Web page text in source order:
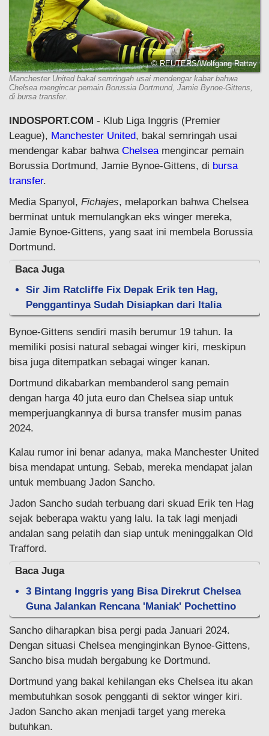
© REUTERS/Wolfgang Rattay
Manchester United bakal semringah usai mendengar kabar bahwa
Chelsea mengincar pemain Borussia Dortmund, Jamie Bynoe-Gittens,
di bursa transfer.
INDOSPORT.COM - Klub Liga Inggris (Premier
League), Manchester United, bakal semringah usai
mendengar kabar bahwa Chelseamengincar pemain
Borussia Dortmund, Jamie Bynoe-Gittens, di bursa
transfer.
Media Spanyol, Fichajes, melaporkan bahwa Chelsea
berminat untuk memulangkan eks winger mereka,
Jamie Bynoe-Gittens, yang saat ini membela Borussia
Dortmund.
Baca Juga
Sir Jim Ratcliffe Fix Depak Erik ten Hag,
Penggantinya Sudah Disiapkan dari Italia
Bynoe-Gittens sendiri masih berumur 19 tahun. Ia
memiliki posisi natural sebagai winger kiri, meskipun
bisa juga ditempatkan sebagai winger kanan.
Dortmund dikabarkan membanderol sang pemain
dengan harga 40 juta euro dan Chelsea siap untuk
memperjuangkannya di bursa transfer musim panas
2024.
Kalau rumor ini benar adanya, maka Manchester United
bisa mendapat untung. Sebab, mereka mendapat jalan
untuk membuang Jadon Sancho.
Jadon Sancho sudah terbuang dari skuad Erik ten Hag
sejak beberapa waktu yang lalu. Ia tak lagi menjadi
andalan sang pelatih dan siap untuk meninggalkan Old
Trafford.
Baca Juga
3 Bintang Inggris yang Bisa Direkrut Chelsea
Guna Jalankan Rencana 'Maniak' Pochettino
Sancho diharapkan bisa pergi pada Januari 2024.
Dengan situasi Chelsea menginginkan Bynoe-Gittens,
Sancho bisa mudah bergabung ke Dortmund.
Dortmund yang bakal kehilangan eks Chelsea itu akan
membutuhkan sosok pengganti di sektor winger kiri.
Jadon Sancho akan menjadi target yang mereka
butuhkan.